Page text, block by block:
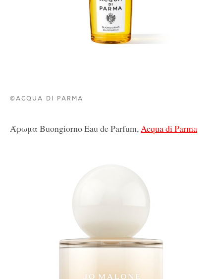
©ACQUA DI PARMA
Άρωμα Buongiorno Eau de Parfum, Acqua di Parma